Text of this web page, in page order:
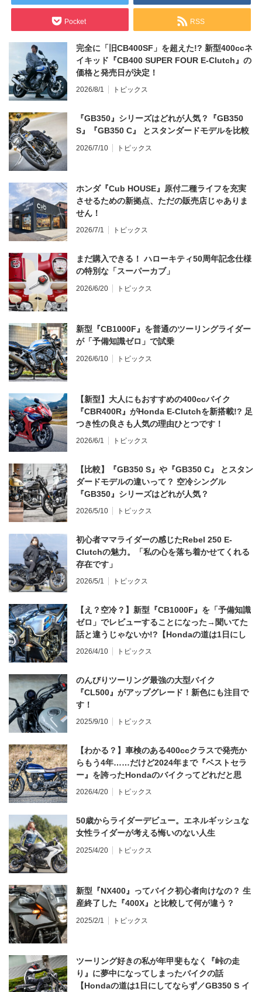
Pocket RSS
完全に「旧CB400SF」を超えた!? 新型400ccネ
イキッド『CB400 SUPER FOUR E-Clutch』の
価格と発売日が決定！
2026/8/1 トピックス
『GB350』シリーズはどれが人気？『GB350
S』『GB350 C』 とスタンダードモデルを比較
2026/7/10 トピックス
ホンダ『Cub HOUSE』原付二種ライフを充実
させるための新拠点、ただの販売店じゃありま
せん！
2026/7/1 トピックス
まだ購入できる！ ハローキティ50周年記念仕様
の特別な「スーパーカブ」
2026/6/20 トピックス
新型『CB1000F』を普通のツーリングライダー
が「予備知識ゼロ」で試乗
2026/6/10 トピックス
【新型】大人にもおすすめの400ccバイク
『CBR400R』がHonda E-Clutchを新搭載!? 足
つき性の良さも人気の理由ひとつです！
2026/6/1 トピックス
【比較】『GB350 S』や『GB350 C』 とスタン
ダードモデルの違いって？ 空冷シングル
『GB350』シリーズはどれが人気？
2026/5/10 トピックス
初心者ママライダーの感じたRebel 250 E-
Clutchの魅力。「私の心を落ち着かせてくれる
存在です」
2026/5/1 トピックス
【え？空冷？】新型『CB1000F』を「予備知識
ゼロ」でレビューすることになった→聞いてた
話と違うじゃないか!?【Hondaの道は1日にし
てならず／CB1000F ①第一印象 編】
2026/4/10 トピックス
のんびりツーリング最強の大型バイク
『CL500』がアップグレード！新色にも注目で
す！
2025/9/10 トピックス
【わかる？】車検のある400ccクラスで発売か
らもう4年……だけど2024年まで『ベストセラ
ー』を誇ったHondaのバイクってどれだと思
う？
2026/4/20 トピックス
50歳からライダーデビュー。エネルギッシュな
女性ライダーが考える悔いのない人生
2025/4/20 トピックス
新型『NX400』ってバイク初心者向けなの？ 生
産終了した『400X』と比較して何が違う？
2025/2/1 トピックス
ツーリング好きの私が年甲斐もなく『峠の走
り』に夢中になってしまったバイクの話
【Hondaの道は1日にしてならず／GB350 S イ